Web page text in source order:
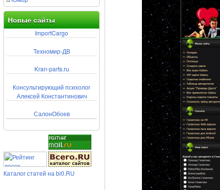
Новые сайты
ImportCargo
Техномир-ДВ
Kran-parts.ru
Консультирующий психолог
Алексей Константинович
СалонОбоев
Каталог статей на bi0.RU